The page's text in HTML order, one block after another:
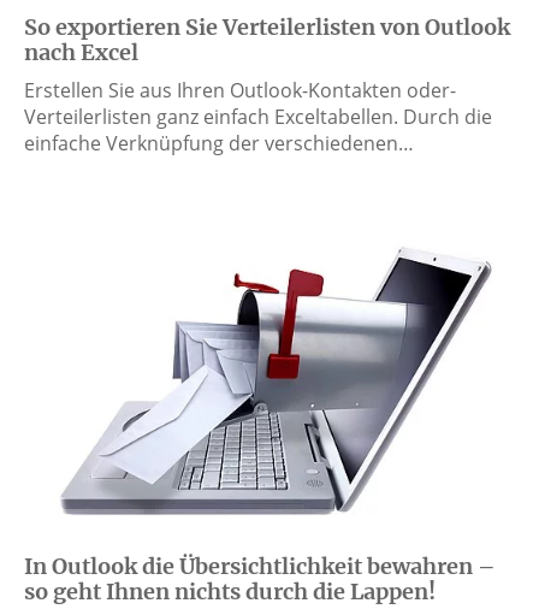
So exportieren Sie Verteilerlisten von Outlook
nach Excel
Erstellen Sie aus Ihren Outlook-Kontakten oder-
Verteilerlisten ganz einfach Exceltabellen. Durch die
einfache Verknüpfung der verschiedenen…
In Outlook die Übersichtlichkeit bewahren –
so geht Ihnen nichts durch die Lappen!